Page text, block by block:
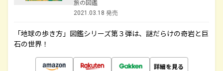
旅の図鑑
2021.03.18 発売
「地球の歩き方」図鑑シリーズ第３弾は、謎だらけの奇岩と巨
石の世界！
詳細を見る